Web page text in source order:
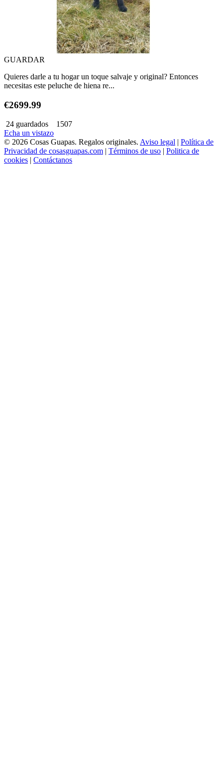
GUARDAR
Quieres darle a tu hogar un toque salvaje y original? Entonces
necesitas este peluche de hiena re...
€2699.99
24 guardados
1507
Echa un vistazo
© 2026 Cosas Guapas. Regalos originales. Aviso legal | Política de
Privacidad de cosasguapas.com | Términos de uso | Politica de
cookies | Contáctanos